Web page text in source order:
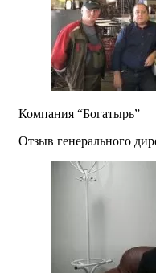
Компания “Богатырь”
Отзыв генерального